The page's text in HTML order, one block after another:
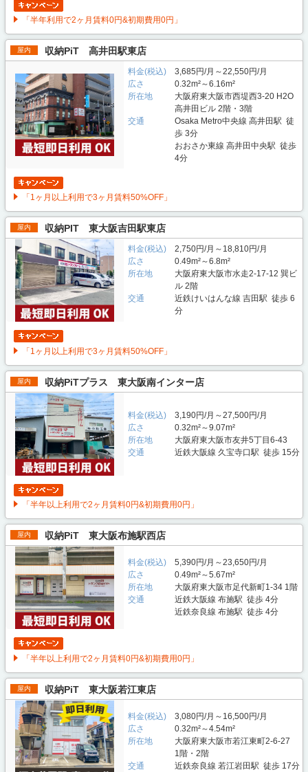
「半年利用で2ヶ月賃料0円&初期費用0円」
屋内 収納PiT 高井田駅東店
料金(税込)
3,685円/月～22,550円/月
広さ
0.32m²～6.16m²
所在地
大阪府東大阪市西堤西3-20 H2O
高井田ビル 2階・3階
交通
Osaka Metro中央線 高井田駅 徒
歩 3分
おおさか東線 高井田中央駅 徒歩
4分
「1ヶ月以上利用で3ヶ月賃料50%OFF」
屋内 収納PIT 東大阪吉田駅東店
料金(税込)
2,750円/月～18,810円/月
広さ
0.49m²～6.8m²
所在地
大阪府東大阪市水走2-17-12 巽ビ
ル 2階
交通
近鉄けいはんな線 吉田駅 徒歩 6
分
「1ヶ月以上利用で3ヶ月賃料50%OFF」
屋内 収納PiTプラス 東大阪南インター店
料金(税込)
3,190円/月～27,500円/月
広さ
0.32m²～9.07m²
所在地
大阪府東大阪市友井5丁目6-43
交通
近鉄大阪線 久宝寺口駅 徒歩 15分
「半年以上利用で2ヶ月賃料0円&初期費用0円」
屋内 収納PiT 東大阪布施駅西店
料金(税込)
5,390円/月～23,650円/月
広さ
0.49m²～5.67m²
所在地
大阪府東大阪市足代新町1-34 1階
交通
近鉄大阪線 布施駅 徒歩 4分
近鉄奈良線 布施駅 徒歩 4分
「半年以上利用で2ヶ月賃料0円&初期費用0円」
屋内 収納PiT 東大阪若江東店
料金(税込)
3,080円/月～16,500円/月
広さ
0.32m²～4.54m²
所在地
大阪府東大阪市若江東町2-6-27
1階・2階
交通
近鉄奈良線 若江岩田駅 徒歩 17分